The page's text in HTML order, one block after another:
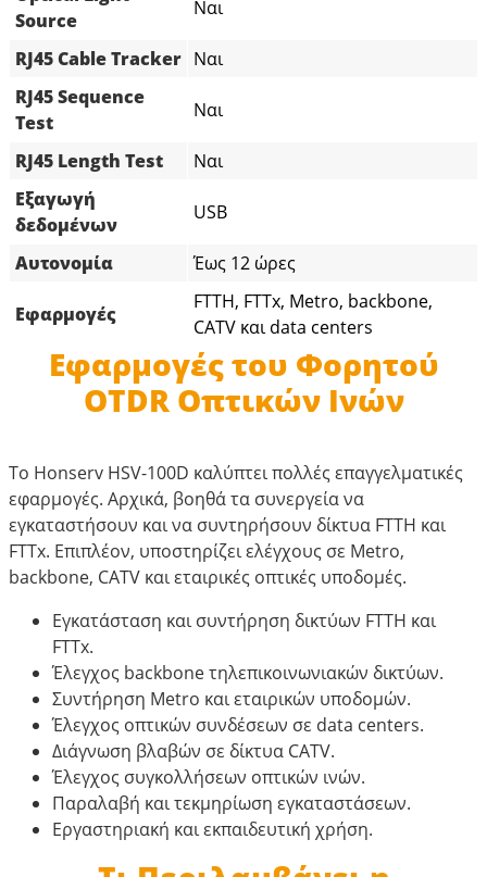
Source
Ναι
RJ45 Cable Tracker Ναι
RJ45 Sequence
Test
Ναι
RJ45 Length Test
Ναι
Εξαγωγή
δεδομένων
USB
Αυτονομία Έως 12 ώρες
Εφαρμογές
FTTH, FTTx, Metro, backbone,
CATV και data centers
Εφαρμογές του Φορητού
OTDR Οπτικών Ινών
Το Honserv HSV-100D καλύπτει πολλές επαγγελματικές
εφαρμογές. Αρχικά, βοηθά τα συνεργεία να
εγκαταστήσουν και να συντηρήσουν δίκτυα FTTH και
FTTx. Επιπλέον, υποστηρίζει ελέγχους σε Metro,
backbone, CATV και εταιρικές οπτικές υποδομές.
Εγκατάσταση και συντήρηση δικτύων FTTH και
FTTx.
Έλεγχος backbone τηλεπικοινωνιακών δικτύων.
Συντήρηση Metro και εταιρικών υποδομών.
Έλεγχος οπτικών συνδέσεων σε data centers.
Διάγνωση βλαβών σε δίκτυα CATV.
Έλεγχος συγκολλήσεων οπτικών ινών.
Παραλαβή και τεκμηρίωση εγκαταστάσεων.
Εργαστηριακή και εκπαιδευτική χρήση.